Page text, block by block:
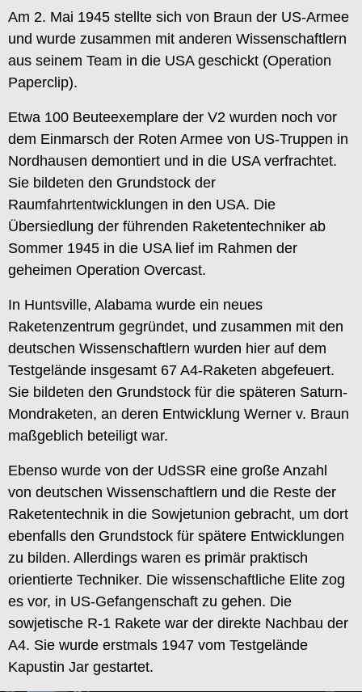
Am 2. Mai 1945 stellte sich von Braun der US-Armee
und wurde zusammen mit anderen Wissenschaftlern
aus seinem Team in die USA geschickt (Operation
Paperclip).
Etwa 100 Beuteexemplare der V2 wurden noch vor
dem Einmarsch der Roten Armee von US-Truppen in
Nordhausen demontiert und in die USA verfrachtet.
Sie bildeten den Grundstock der
Raumfahrtentwicklungen in den USA. Die
Übersiedlung der führenden Raketentechniker ab
Sommer 1945 in die USA lief im Rahmen der
geheimen Operation Overcast.
In Huntsville, Alabama wurde ein neues
Raketenzentrum gegründet, und zusammen mit den
deutschen Wissenschaftlern wurden hier auf dem
Testgelände insgesamt 67 A4-Raketen abgefeuert.
Sie bildeten den Grundstock für die späteren Saturn-
Mondraketen, an deren Entwicklung Werner v. Braun
maßgeblich beteiligt war.
Ebenso wurde von der UdSSR eine große Anzahl
von deutschen Wissenschaftlern und die Reste der
Raketentechnik in die Sowjetunion gebracht, um dort
ebenfalls den Grundstock für spätere Entwicklungen
zu bilden. Allerdings waren es primär praktisch
orientierte Techniker. Die wissenschaftliche Elite zog
es vor, in US-Gefangenschaft zu gehen. Die
sowjetische R-1 Rakete war der direkte Nachbau der
A4. Sie wurde erstmals 1947 vom Testgelände
Kapustin Jar gestartet.